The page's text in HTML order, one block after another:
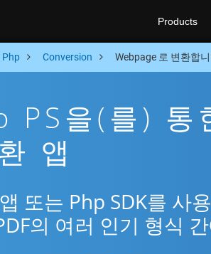
Products
Php Conversion Webpage 로 변환합
PS을(를) 통
앱
또는 Php SDK를 사
의 여러 인기 형식